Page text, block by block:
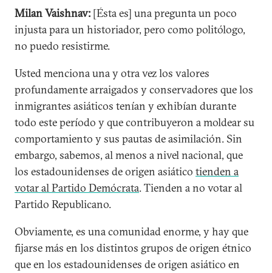
Milan Vaishnav: [Ésta es] una pregunta un poco
injusta para un historiador, pero como politólogo,
no puedo resistirme.
Usted menciona una y otra vez los valores
profundamente arraigados y conservadores que los
inmigrantes asiáticos tenían y exhibían durante
todo este período y que contribuyeron a moldear su
comportamiento y sus pautas de asimilación. Sin
embargo, sabemos, al menos a nivel nacional, que
los estadounidenses de origen asiático tienden a
votar al Partido Demócrata. Tienden a no votar al
Partido Republicano.
Obviamente, es una comunidad enorme, y hay que
fijarse más en los distintos grupos de origen étnico
que en los estadounidenses de origen asiático en